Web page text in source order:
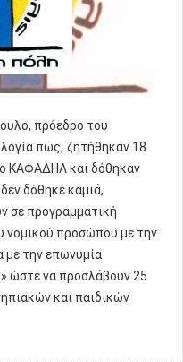
πρόεδρο του
πως, ζητήθηκαν 18
ΚΑΦΑΔΗΛ και δόθηκαν
δόθηκε καμιά,
σε προγραμματική
νομικού προσώπου με την
με την επωνυμία
ώστε να προσλάβουν 25
και παιδικών